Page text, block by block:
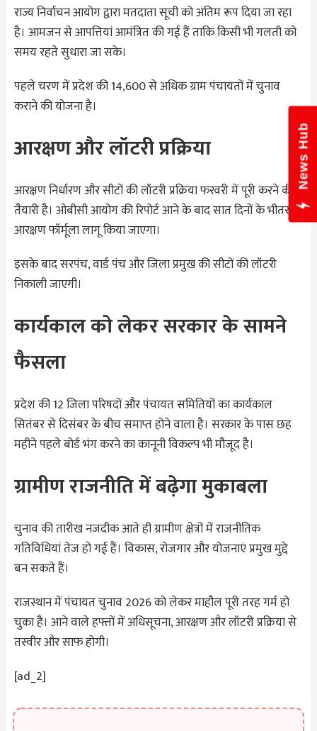
राज्य निर्वाचन आयोग द्वारा मतदाता सूची को अंतिम रूप दिया जा रहा
है। आमजन से आपत्तियां आमंत्रित की गई हैं ताकि किसी भी गलती को
समय रहते सुधारा जा सके।
पहले चरण में प्रदेश की 14,600 से अधिक ग्राम पंचायतों में चुनाव
कराने की योजना है।
आरक्षण और लॉटरी प्रक्रिया
आरक्षण निर्धारण और सीटों की लॉटरी प्रक्रिया फरवरी में पूरी करने की
तैयारी है। ओबीसी आयोग की रिपोर्ट आने के बाद सात दिनों के भीतर
आरक्षण फॉर्मूला लागू किया जाएगा।
इसके बाद सरपंच, वार्ड पंच और जिला प्रमुख की सीटों की लॉटरी
निकाली जाएगी।
कार्यकाल को लेकर सरकार के सामने
फैसला
प्रदेश की 12 जिला परिषदों और पंचायत समितियों का कार्यकाल
सितंबर से दिसंबर के बीच समाप्त होने वाला है। सरकार के पास छह
महीने पहले बोर्ड भंग करने का कानूनी विकल्प भी मौजूद है।
ग्रामीण राजनीति में बढ़ेगा मुकाबला
चुनाव की तारीख नजदीक आते ही ग्रामीण क्षेत्रों में राजनीतिक
गतिविधियां तेज हो गई हैं। विकास, रोजगार और योजनाएं प्रमुख मुद्दे
बन सकते हैं।
राजस्थान में पंचायत चुनाव 2026 को लेकर माहौल पूरी तरह गर्म हो
चुका है। आने वाले हफ्तों में अधिसूचना, आरक्षण और लॉटरी प्रक्रिया से
तस्वीर और साफ होगी।
[ad_2]
News Hub